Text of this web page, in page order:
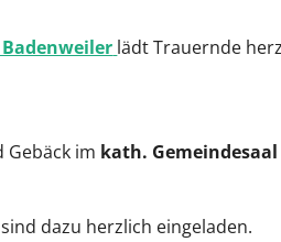
Badenweiler lädt Trauernde
Gebäck im kath.
dazu herzlich eingeladen.